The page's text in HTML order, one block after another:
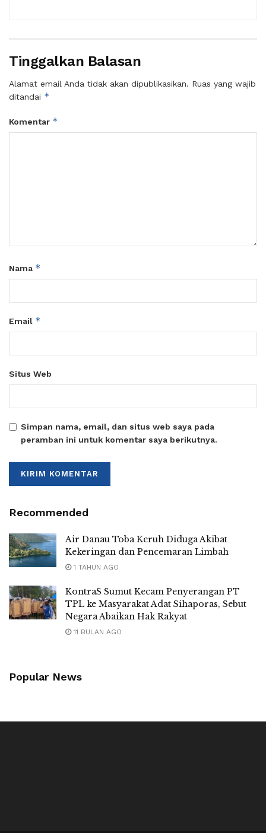
Tinggalkan Balasan
Alamat email Anda tidak akan dipublikasikan. Ruas yang wajib
ditandai *
Komentar *
Nama *
Email *
Situs Web
Simpan nama, email, dan situs web saya pada
peramban ini untuk komentar saya berikutnya.
Recommended
Air Danau Toba Keruh Diduga Akibat
Kekeringan dan Pencemaran Limbah
1 TAHUN AGO
KontraS Sumut Kecam Penyerangan PT
TPL ke Masyarakat Adat Sihaporas, Sebut
Negara Abaikan Hak Rakyat
11 BULAN AGO
Popular News